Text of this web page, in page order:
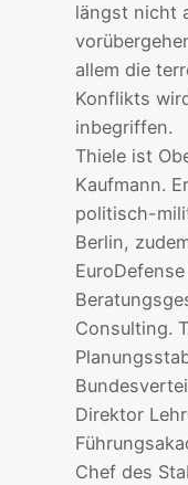
längst nicht
allem die
Konflikts
inbegriffen.
Thiele ist
Kaufmann.
politisch-
Berlin,
Consulting.
Direktor
Chef des